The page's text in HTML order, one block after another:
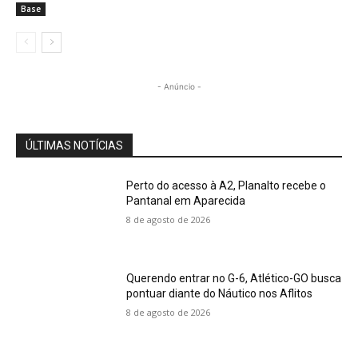
Base
- Anúncio -
ÚLTIMAS NOTÍCIAS
Perto do acesso à A2, Planalto recebe o
Pantanal em Aparecida
8 de agosto de 2026
Querendo entrar no G-6, Atlético-GO busca
pontuar diante do Náutico nos Aflitos
8 de agosto de 2026